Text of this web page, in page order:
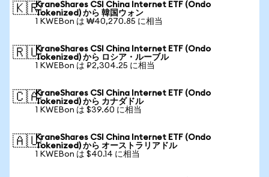
🇰🇷KraneShares CSI China Internet ETF (Ondo
Tokenized) から 韓国ウォン
1 KWEBon は ₩40,270.85 に相当
🇷🇺KraneShares CSI China Internet ETF (Ondo
Tokenized) から ロシア・ルーブル
1 KWEBon は ₽2,304.25 に相当
🇨🇦KraneShares CSI China Internet ETF (Ondo
Tokenized) から カナダドル
1 KWEBon は $39.60 に相当
🇦🇺KraneShares CSI China Internet ETF (Ondo
Tokenized) から オーストラリアドル
1 KWEBon は $40.14 に相当